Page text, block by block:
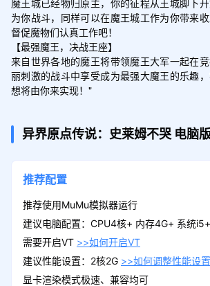
为你战斗，同样可以在魔王城工作为你带来
督促魔物们认真工作吧！
【最强魔王，决战王座】
来自世界各地的魔王将带领魔王大军一起在
丽刺激的战斗中享受成为最强大魔王的乐趣
想将由你来实现！"
异界原点传说：史莱姆不哭 电脑
推荐配置
推荐使用MuMu模拟器运行
建议电脑配置：CPU4核+ 内存4G+ 系统
需要开启VT >>如何开启VT
建议性能设置：2核2G >>如何调整性能设置
显卡渲染模式极速、兼容均可